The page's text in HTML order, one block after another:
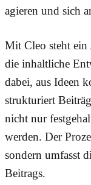
agieren und sich
Mit Cleo steht
die inhaltliche
dabei, aus Ideen
strukturiert
nicht nur
werden. Der
sondern umfasst
Beitrags.